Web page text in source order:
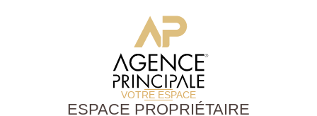
d'une pièce à vivre de 23,46 m² ainsi que d'un atelier.
Ce bien à fort potentiel de valorisation, bénéficie d'une
pompe à chaleur installée en 2022.
VOTRE ESPACE
ESPACE PROPRIÉTAIRE